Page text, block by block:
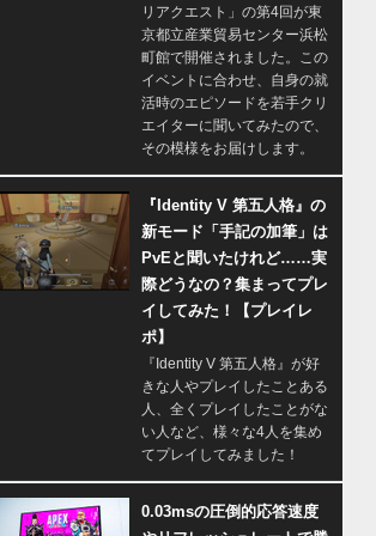
リアクエスト」の第4回が東
京都立産業貿易センター浜松
町館で開催されました。この
イベントに合わせ、自身の就
活時のエピソードを若手クリ
エイターに聞いてみたので、
その模様をお届けします。
『Identity V 第五人格』の
新モード「手記の加筆」は
PvEと聞いたけれど……実
際どうなの？集まってプレ
イしてみた！【プレイレ
ポ】
『Identity V 第五人格』が好
きな人やプレイしたことある
人、全くプレイしたことがな
い人など、様々な4人を集め
てプレイしてみました！
0.03msの圧倒的応答速度